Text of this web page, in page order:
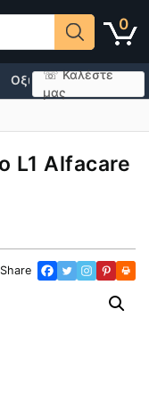
0
☏ Καλέστε
μας
Οξυγονοθεραπεία
L1 Alfacare
Share